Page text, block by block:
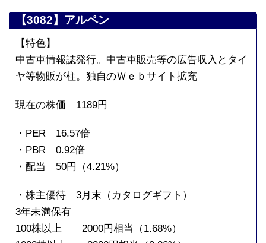
【3082】アルペン
【特色】
中古車情報誌発行。中古車販売等の広告収入とタイ
ヤ等物販が柱。独自のＷｅｂサイト拡充
現在の株価 1189円
・PER 16.57倍
・PBR 0.92倍
・配当 50円（4.21%）
・株主優待 3月末（カタログギフト）
3年未満保有
100株以上 2000円相当（1.68%）